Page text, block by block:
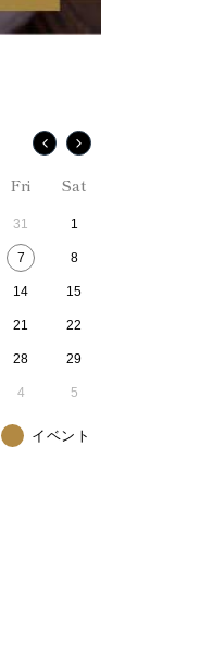
Fri Sat
31 1
7 8
14 15
21 22
28 29
4 5
イベント